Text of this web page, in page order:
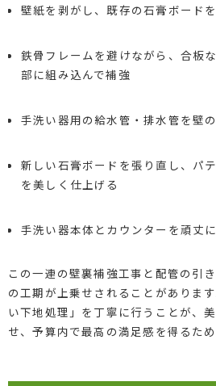
壁紙を剥がし、既存の石膏ボード
鉄骨フレームを避けながら、合板
部に組み込んで補強
手洗い器用の給水管・排水管を壁
新しい石膏ボードを張り直し、パ
を美しく仕上げる
手洗い器本体とカウンターを頑丈
この一連の壁裏補強工事と配管の引
の工期が上乗せされることがありま
い下地処理」を丁寧に行うことが、
せ、予算内で最高の満足感を得るため